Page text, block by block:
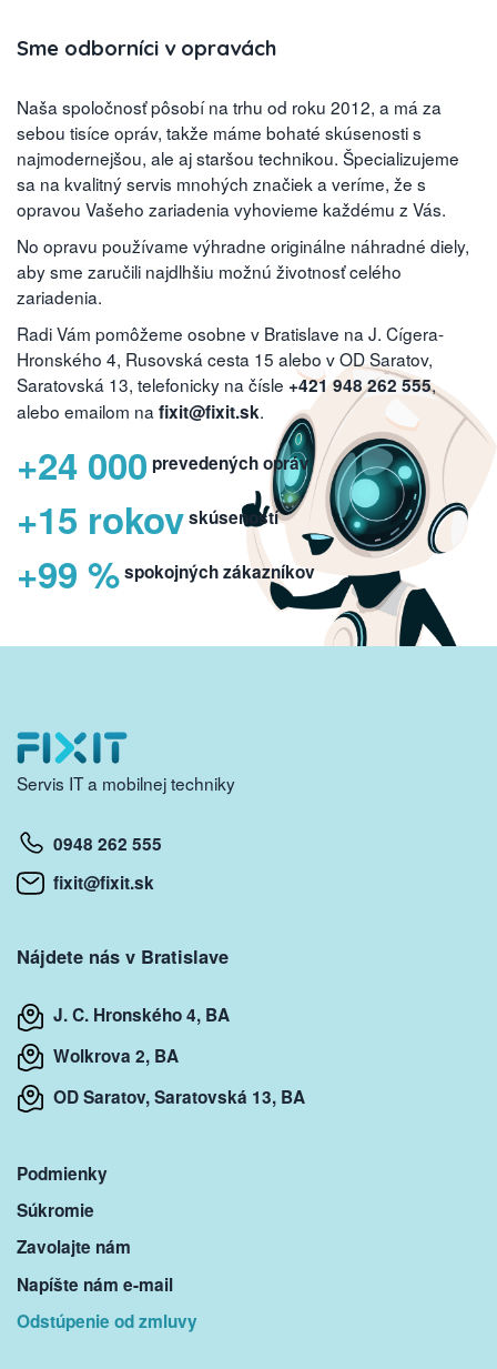
Sme odborníci v opravách
Naša spoločnosť pôsobí na trhu od roku 2012, a má za
sebou tisíce opráv, takže máme bohaté skúsenosti s
najmodernejšou, ale aj staršou technikou. Špecializujeme
sa na kvalitný servis mnohých značiek a veríme, že s
opravou Vašeho zariadenia vyhovieme každému z Vás.
No opravu používame výhradne originálne náhradné diely,
aby sme zaručili najdlhšiu možnú životnosť celého
zariadenia.
Radi Vám pomôžeme osobne v Bratislave na J. Cígera-
Hronského 4, Rusovská cesta 15 alebo v OD Saratov,
Saratovská 13, telefonicky na čísle +421 948 262 555,
alebo emailom na fixit@fixit.sk.
+24 000 prevedených opráv
+15 rokovskúseností
+99 %spokojných zákazníkov
Servis IT a mobilnej techniky
0948 262 555
fixit@fixit.sk
Nájdete nás v Bratislave
J. C. Hronského 4, BA
Wolkrova 2, BA
OD Saratov, Saratovská 13, BA
Podmienky
Súkromie
Zavolajte nám
Napíšte nám e-mail
Odstúpenie od zmluvy